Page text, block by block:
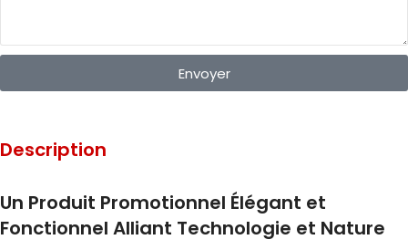
Envoyer
Description
Un Produit Promotionnel Élégant et
Fonctionnel Alliant Technologie et Nature